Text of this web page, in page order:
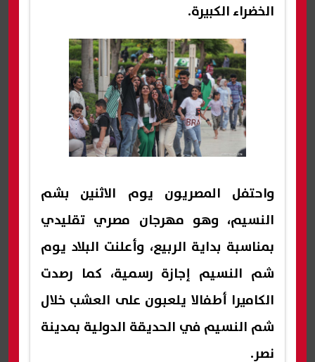
الخضراء الكبيرة.
واحتفل المصريون يوم الاثنين بشم
النسيم، وهو مهرجان مصري تقليدي
بمناسبة بداية الربيع، وأعلنت البلاد يوم
شم النسيم إجازة رسمية، كما رصدت
الكاميرا أطفالا يلعبون على العشب خلال
شم النسيم في الحديقة الدولية بمدينة
نصر.